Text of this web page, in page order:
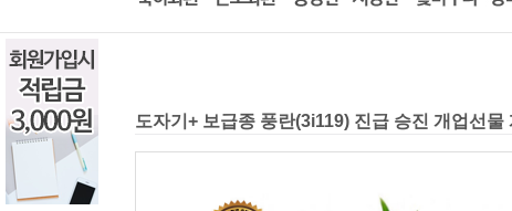
도자기+ 보급종 풍란(3i119) 진급 승진 개업선물